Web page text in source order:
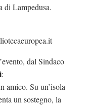
di Lampedusa.
dal Sindaco
:
amico. Su un’isola
un sostegno, la